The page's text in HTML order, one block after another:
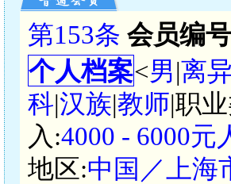
第153条 会员编
个人档案<男|离
科|汉族|教师|职
入:4000 - 6000元
地区:中国／上海